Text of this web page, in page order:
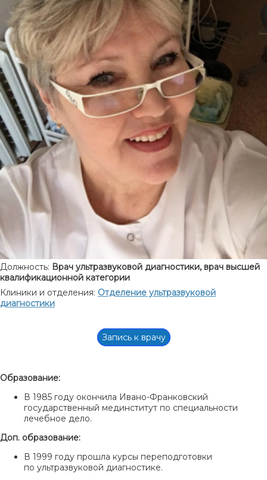
Должность: Врач ультразвуковой диагностики, врач высшей
квалификационной категории
Клиники и отделения: Отделение ультразвуковой
диагностики
Запись к врачу
Образование:
В 1985 году окончила Ивано-Франковский
государственный мединститут по специальности
лечебное дело.
Доп. образование:
В 1999 году прошла курсы переподготовки
по ультразвуковой диагностике.